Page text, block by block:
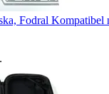
Fodral Kompatibel
.